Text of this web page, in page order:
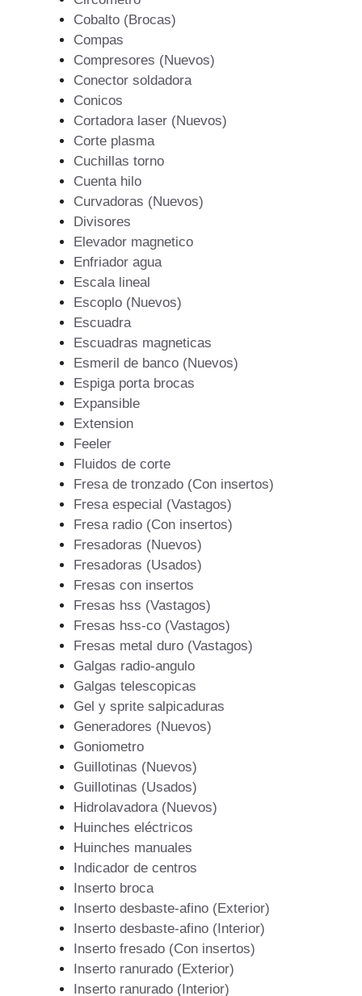
Cobalto (Brocas)
Compas
Compresores (Nuevos)
Conector soldadora
Conicos
Cortadora laser (Nuevos)
Corte plasma
Cuchillas torno
Cuenta hilo
Curvadoras (Nuevos)
Divisores
Elevador magnetico
Enfriador agua
Escala lineal
Escoplo (Nuevos)
Escuadra
Escuadras magneticas
Esmeril de banco (Nuevos)
Espiga porta brocas
Expansible
Extension
Feeler
Fluidos de corte
Fresa de tronzado (Con insertos)
Fresa especial (Vastagos)
Fresa radio (Con insertos)
Fresadoras (Nuevos)
Fresadoras (Usados)
Fresas con insertos
Fresas hss (Vastagos)
Fresas hss-co (Vastagos)
Fresas metal duro (Vastagos)
Galgas radio-angulo
Galgas telescopicas
Gel y sprite salpicaduras
Generadores (Nuevos)
Goniometro
Guillotinas (Nuevos)
Guillotinas (Usados)
Hidrolavadora (Nuevos)
Huinches eléctricos
Huinches manuales
Indicador de centros
Inserto broca
Inserto desbaste-afino (Exterior)
Inserto desbaste-afino (Interior)
Inserto fresado (Con insertos)
Inserto ranurado (Exterior)
Inserto ranurado (Interior)